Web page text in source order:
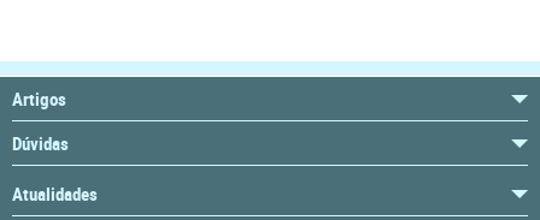
Artigos
Dúvidas
Atualidades